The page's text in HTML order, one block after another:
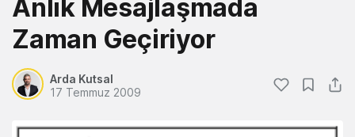
Anlık Mesajlaşmada
Zaman Geçiriyor
Arda Kutsal
17 Temmuz 2009